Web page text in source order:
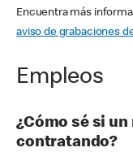
Encuentra más
aviso de grabaciones
Empleos
¿Cómo sé si
contratando?